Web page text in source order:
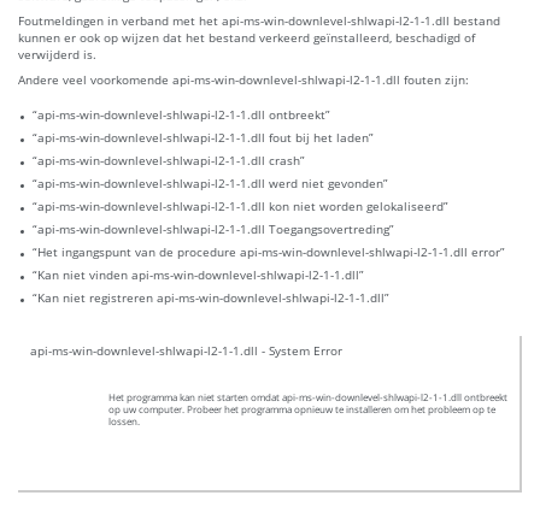
Foutmeldingen in verband met het api-ms-win-downlevel-shlwapi-l2-1-1.dll bestand
kunnen er ook op wijzen dat het bestand verkeerd geïnstalleerd, beschadigd of
verwijderd is.
Andere veel voorkomende api-ms-win-downlevel-shlwapi-l2-1-1.dll fouten zijn:
“api-ms-win-downlevel-shlwapi-l2-1-1.dll ontbreekt”
“api-ms-win-downlevel-shlwapi-l2-1-1.dll fout bij het laden”
“api-ms-win-downlevel-shlwapi-l2-1-1.dll crash”
“api-ms-win-downlevel-shlwapi-l2-1-1.dll werd niet gevonden”
“api-ms-win-downlevel-shlwapi-l2-1-1.dll kon niet worden gelokaliseerd”
“api-ms-win-downlevel-shlwapi-l2-1-1.dll Toegangsovertreding”
“Het ingangspunt van de procedure api-ms-win-downlevel-shlwapi-l2-1-1.dll error”
“Kan niet vinden api-ms-win-downlevel-shlwapi-l2-1-1.dll”
“Kan niet registreren api-ms-win-downlevel-shlwapi-l2-1-1.dll”
api-ms-win-downlevel-shlwapi-l2-1-1.dll - System Error
Het programma kan niet starten omdat api-ms-win-downlevel-shlwapi-l2-1-1.dll ontbreekt
op uw computer. Probeer het programma opnieuw te installeren om het probleem op te
lossen.